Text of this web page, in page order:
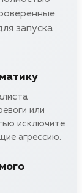
запуска
или
исключите
агрессию.